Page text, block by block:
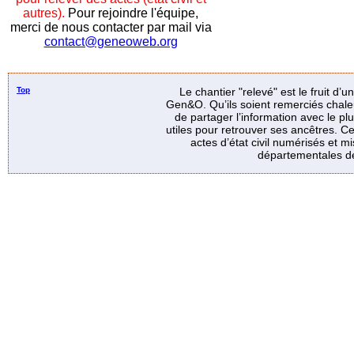
autres). Pour rejoindre l'équipe,
merci de nous contacter par mail via
contact@geneoweb.org
Top
Le chantier "relevé" est le fruit
Gen&O. Qu’ils soient remerciés
de partager l’information avec le
utiles pour retrouver ses ancêtres.
actes d’état civil numérisés et
départementales